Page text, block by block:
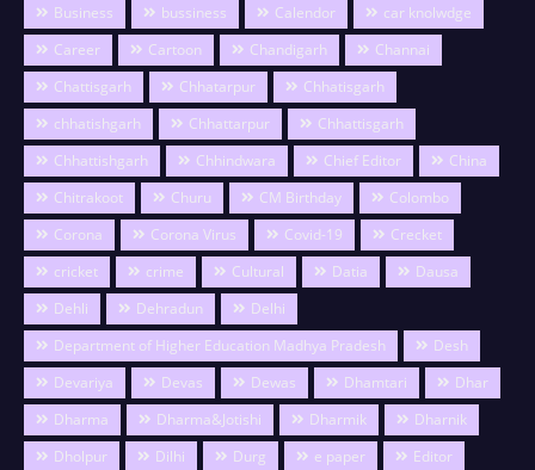
Business
bussiness Calendor
car knolwdge
Career
Cartoon Chandigarh
Channai
Chattisgarh
Chhatarpur
Chhatisgarh
chhatishgarh
Chhattarpur
Chhattisgarh
Chhattishgarh
Chhindwara Chief Editor
China
Chitrakoot
Churu CM Birthday
Colombo
Corona
Corona Virus Covid-19
Crecket
cricket
crime Cultural Datia
Dausa
Dehli
Dehradun
Delhi
Department of Higher Education Madhya Pradesh
Desh
Devariya
Devas Dewas Dhamtari
Dhar
Dharma
Dharma&Jotishi Dharmik
Dharnik
Dholpur
Dilhi Durg e paper
Editor